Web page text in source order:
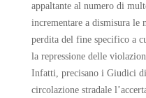
appaltante al numero di
incrementare a dismisura le
perdita del fine specifico a
la repressione delle
Infatti, precisano i Giudici
circolazione stradale